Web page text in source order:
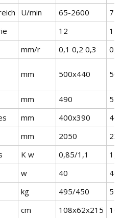
U/min 65-2600
12
12
mm/r 0,1 0,2 0,3
mm 500x440
mm 490
mm 400x390
mm 2050
K w 0,85/1,1
w 40
40
kg 495/450
cm 108x62x215